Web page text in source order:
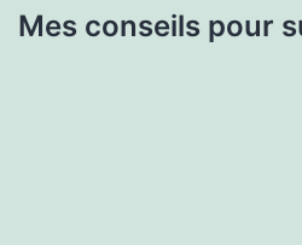
Mes conseils pour